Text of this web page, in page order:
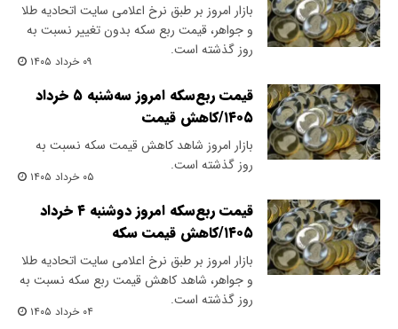
بازار امروز بر طبق نرخ اعلامی سایت اتحادیه طلا
و جواهر، قیمت ربع سکه بدون تغییر نسبت به
روز گذشته است.
۰۹ خرداد ۱۴۰۵
قیمت ربع‌سکه امروز سه‌شنبه ۵ خرداد
۱۴۰۵/کاهش قیمت
بازار امروز شاهد کاهش قیمت سکه نسبت به
روز گذشته است.
۰۵ خرداد ۱۴۰۵
قیمت ربع‌سکه امروز دوشنبه ۴ خرداد
۱۴۰۵/کاهش قیمت سکه
بازار امروز بر طبق نرخ اعلامی سایت اتحادیه طلا
و جواهر، شاهد کاهش قیمت‌‌‌‌ ربع سکه نسبت به
روز گذشته است.
۰۴ خرداد ۱۴۰۵